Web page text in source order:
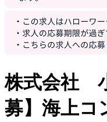
株式会社
募】海上コ